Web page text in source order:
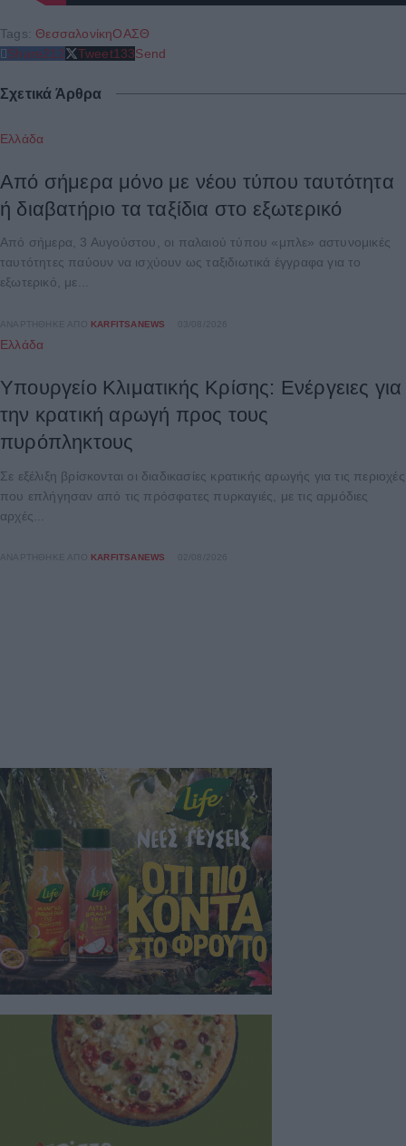
Tags: ΘεσσαλονίκηΟΑΣΘ
Share212 Tweet133Send
Σχετικά Άρθρα
Ελλάδα
Από σήμερα μόνο με νέου τύπου ταυτότητα
ή διαβατήριο τα ταξίδια στο εξωτερικό
Από σήμερα, 3 Αυγούστου, οι παλαιού τύπου «μπλε» αστυνομικές
ταυτότητες παύουν να ισχύουν ως ταξιδιωτικά έγγραφα για το
εξωτερικό, με...
ΑΝΑΡΤΉΘΗΚΕ ΑΠΌ KARFITSANEWS
Ελλάδα
Υπουργείο Κλιματικής Κρίσης: Ενέργειες για
την κρατική αρωγή προς τους
πυρόπληκτους
Σε εξέλιξη βρίσκονται οι διαδικασίες κρατικής αρωγής για τις περιοχές
που επλήγησαν από τις πρόσφατες πυρκαγιές, με τις αρμόδιες
αρχές...
ΑΝΑΡΤΉΘΗΚΕ ΑΠΌ KARFITSANEWS